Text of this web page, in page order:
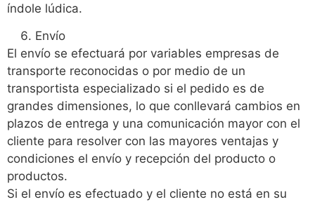
índole lúdica.
Envío
El envío se efectuará por variables empresas de
transporte reconocidas o por medio de un
transportista especializado si el pedido es de
grandes dimensiones, lo que conllevará cambios en
plazos de entrega y una comunicación mayor con el
cliente para resolver con las mayores ventajas y
condiciones el envío y recepción del producto o
productos.
Si el envío es efectuado y el cliente no está en su